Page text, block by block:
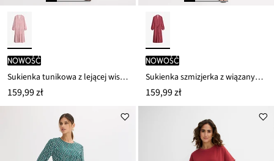
nowość
Sukienka tunikowa z lejącej wiskozy
159,99 zł
nowość
Sukienka szmizjerka z wiązanym paskiem
159,99 zł